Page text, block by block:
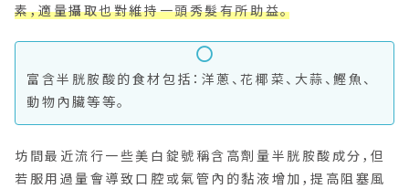
素，適量攝取也對維持一頭秀髮有所助益。
富含半胱胺酸的食材包括：洋蔥、花椰菜、大蒜、鰹魚、
動物內臟等等。
坊間最近流行一些美白錠號稱含高劑量半胱胺酸成分，但
若服用過量會導致口腔或氣管內的黏液增加，提高阻塞風